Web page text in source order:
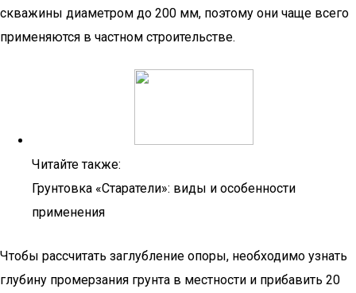
скважины диаметром до 200 мм, поэтому они чаще всего
применяются в частном строительстве.
Читайте также:
Грунтовка «Старатели»: виды и особенности
применения
Чтобы рассчитать заглубление опоры, необходимо узнать
глубину промерзания грунта в местности и прибавить 20